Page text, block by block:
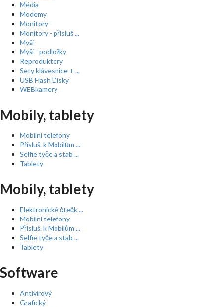
Média
Modemy
Monitory
Monitory - přísluš ...
Myši
Myši - podložky
Reproduktory
Sety klávesnice + ...
USB Flash Disky
WEBkamery
Mobily, tablety
Mobilní telefony
Přísluš. k Mobilům ...
Selfie tyče a stab ...
Tablety
Mobily, tablety
Elektronické čtečk ...
Mobilní telefony
Přísluš. k Mobilům ...
Selfie tyče a stab ...
Tablety
Software
Antivirový
Grafický